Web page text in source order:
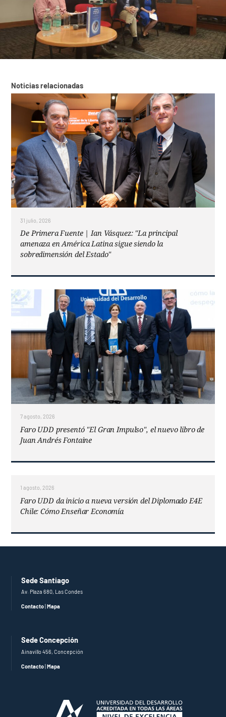
Noticias relacionadas
31 julio, 2026
De Primera Fuente | Ian Vásquez: "La principal
amenaza en América Latina sigue siendo la
sobredimensión del Estado"
7 agosto, 2026
Faro UDD presentó "El Gran Impulso", el nuevo libro de
Juan Andrés Fontaine
1 agosto, 2026
Faro UDD da inicio a nueva versión del Diplomado E4E
Chile: Cómo Enseñar Economía
Sede Santiago
Av. Plaza 680, Las Condes
Contacto |Mapa
Sede Concepción
Ainavillo 456, Concepción
Contacto|Mapa